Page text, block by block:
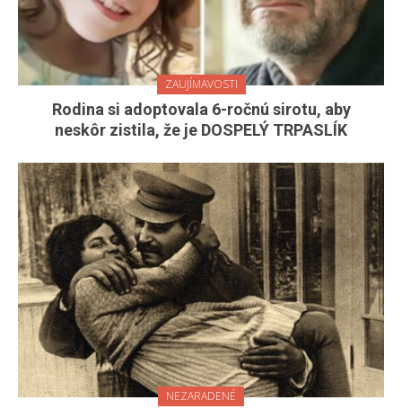
ZAUJÍMAVOSTI
Rodina si adoptovala 6-ročnú sirotu, aby
neskôr zistila, že je DOSPELÝ TRPASLÍK
NEZARADENÉ